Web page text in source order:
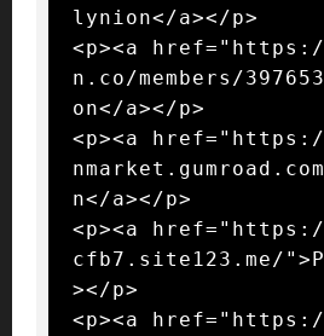
lynion</a></p>
<p><a
n.co/members/
on</a></p>
<p><a
n</a></p>
<p><a href="https://
cfb7.site123.me/
></p>
<p><a